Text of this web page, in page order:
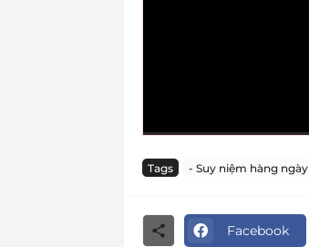
Tags - Suy niệm hàng ngày
Facebook